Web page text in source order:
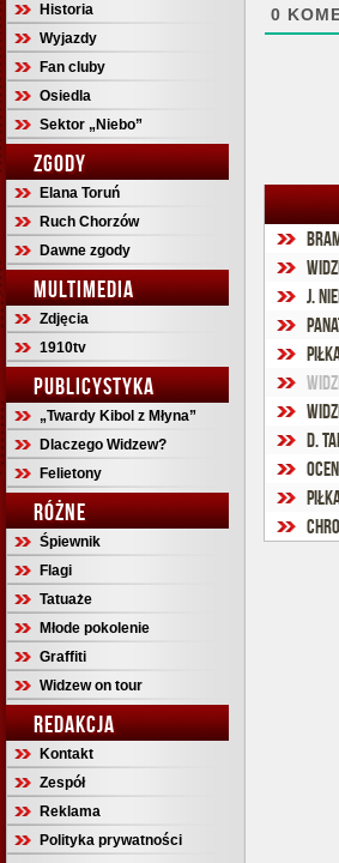
Historia
Wyjazdy
Fan cluby
Osiedla
Sektor „Niebo”
ZGODY
Elana Toruń
Ruch Chorzów
Dawne zgody
MULTIMEDIA
Zdjęcia
1910tv
PUBLICYSTYKA
„Twardy Kibol z Młyna”
Dlaczego Widzew?
Felietony
RÓŻNE
Śpiewnik
Flagi
Tatuaże
Młode pokolenie
Graffiti
Widzew on tour
REDAKCJA
Kontakt
Zespół
Reklama
Polityka prywatności
0
J.
D.